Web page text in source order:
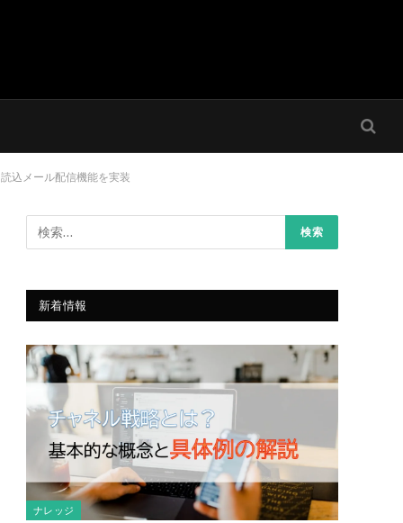
込メール配信機能を実装
新着情報
ナレッジ